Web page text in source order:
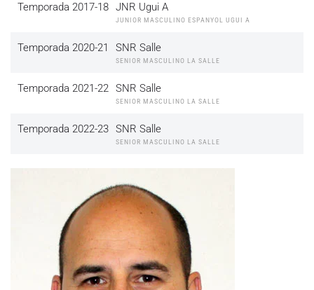
Temporada 2017-18 JNR Ugui A
JUNIOR MASCULINO ESPANYOL UGUI A
Temporada 2020-21 SNR Salle
SENIOR MASCULINO LA SALLE
Temporada 2021-22 SNR Salle
SENIOR MASCULINO LA SALLE
Temporada 2022-23 SNR Salle
SENIOR MASCULINO LA SALLE